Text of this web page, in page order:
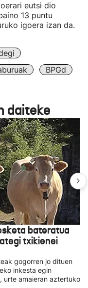
eutsi dio
13 puntu
igoera izan da.
BPGd
daiteke
bateratua
txikienei
gogorren jo dituen
inkesta egin
urte amaieran aztertuko